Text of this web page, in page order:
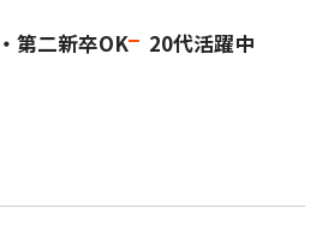
第二新卒OK
20代活躍中